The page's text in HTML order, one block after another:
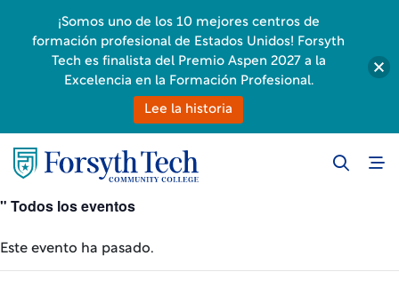
" Todos los eventos
Este evento ha pasado.
¡Somos uno de los 10 mejores centros de
formación profesional de Estados Unidos! Forsyth
Tech es finalista del Premio Aspen 2027 a la
Excelencia en la Formación Profesional.
Lee la historia